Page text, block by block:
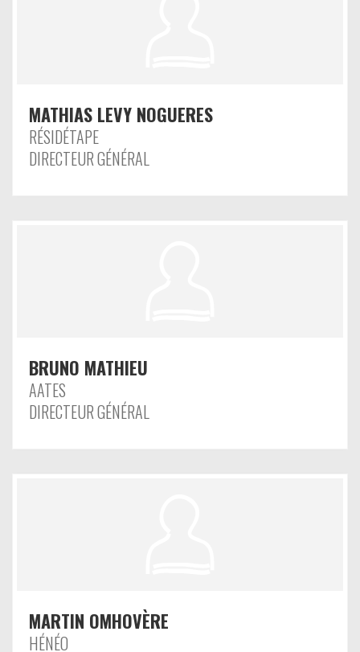
MATHIAS LEVY NOGUERES
RÉSIDÉTAPE
DIRECTEUR GÉNÉRAL
BRUNO MATHIEU
AATES
DIRECTEUR GÉNÉRAL
MARTIN OMHOVÈRE
HÉNÉO